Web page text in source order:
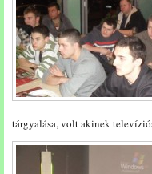
tárgyalása, volt akinek